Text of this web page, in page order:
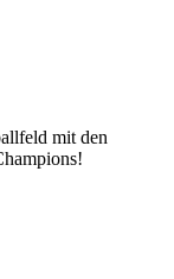
mit den